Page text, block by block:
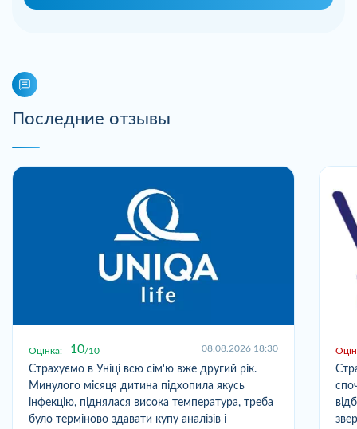
Последние отзывы
Оцінка: 10 10 08.08.2026 18:30
Страхуємо в Уніці всю сім'ю вже другий рік.
Минулого місяця дитина підхопила якусь
інфекцію, піднялася висока температура, треба
було терміново здавати купу аналізів і